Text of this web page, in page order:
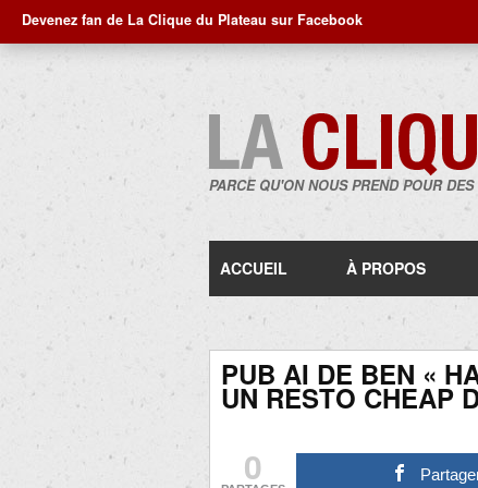
Devenez fan de La Clique du Plateau sur Facebook
PARCE QU'ON NOUS PREND POUR
ACCUEIL À PROPOS
PUB AI DE BEN «
UN RESTO CHEAP
0